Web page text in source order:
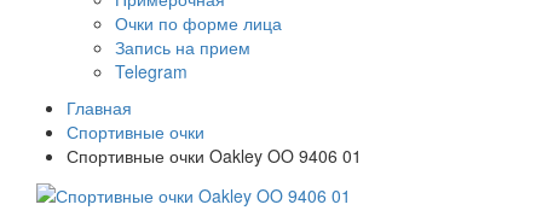
Очки по форме лица
Запись на прием
Telegram
Главная
Спортивные очки
Спортивные очки Oakley OO 9406 01